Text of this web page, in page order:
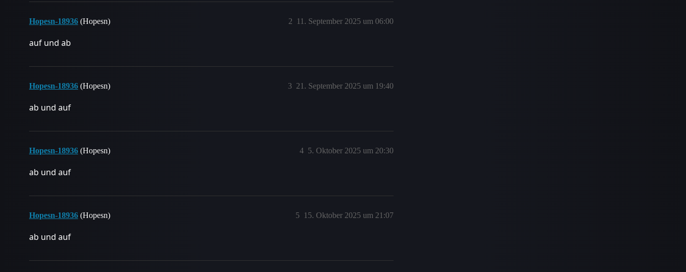
Hopesn-18936 (Hopesn) 11. September 2025 um 06:00
2
auf und ab
Hopesn-18936 (Hopesn) 21. September 2025 um 19:40
3
ab und auf
Hopesn-18936 (Hopesn) 5. Oktober 2025 um 20:30
4
ab und auf
Hopesn-18936 (Hopesn) 15. Oktober 2025 um 21:07
5
ab und auf